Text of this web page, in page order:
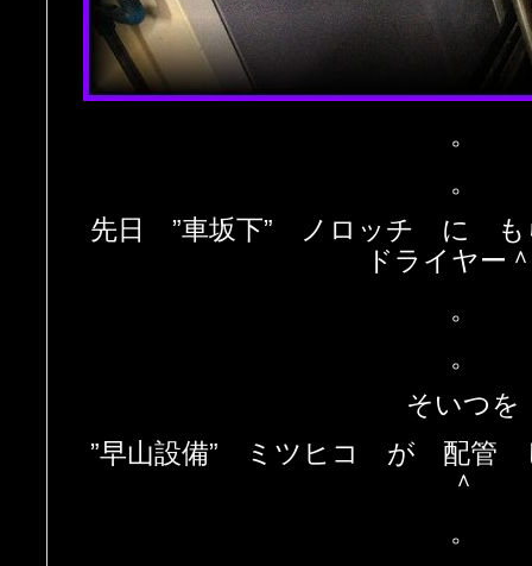
。
。
先日 ”車坂下” ノロッチ に も
ドライヤー
。
。
そいつを
”早山設備” ミツヒコ が 配管
＾
。